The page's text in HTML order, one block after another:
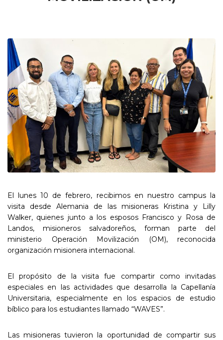
El lunes 10 de febrero, recibimos en nuestro campus la
visita desde Alemania de las misioneras Kristina y Lilly
Walker, quienes junto a los esposos Francisco y Rosa de
Landos, misioneros salvadoreños, forman parte del
ministerio Operación Movilización (OM), reconocida
organización misionera internacional.
El propósito de la visita fue compartir como invitadas
especiales en las actividades que desarrolla la Capellanía
Universitaria, especialmente en los espacios de estudio
bíblico para los estudiantes llamado “WAVES”.
Las misioneras tuvieron la oportunidad de compartir sus